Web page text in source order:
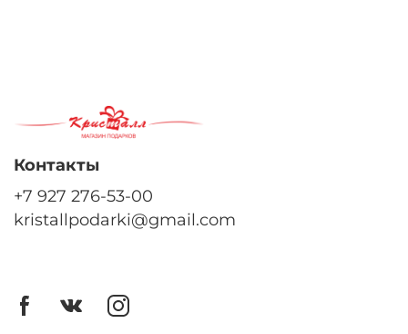
-нож для конвертов
-подставка
-степлер
Контакты
+7 927 276-53-00
kristallpodarki@gmail.com